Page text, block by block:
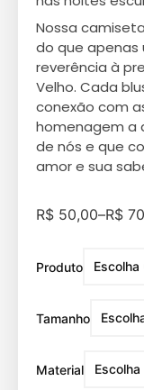
Nossa
do que apenas
reverência à
Velho. Cada
conexão com
homenagem a
de nós e que
amor e sua
R$ 50,00–R$
Produto
Tamanho
Material